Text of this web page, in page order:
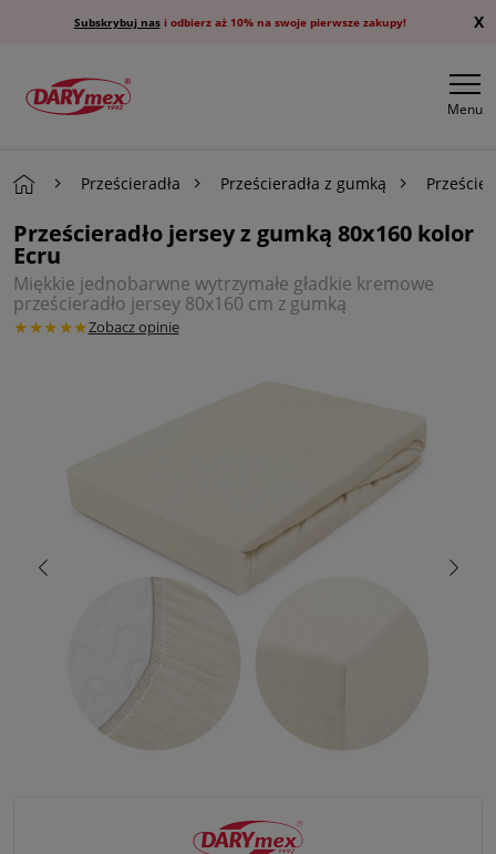
Subskrybuj nasi odbierz aż 10% na swoje pierwsze zakupy! X
Menu
Prześcieradła Prześcieradła z gumką
Prześcieradło jersey z gumką 80x160 kolor
Ecru
Miękkie jednobarwne wytrzymałe gładkie kremowe
prześcieradło jersey 80x160 cm z gumką
★★★★★Zobacz opinie